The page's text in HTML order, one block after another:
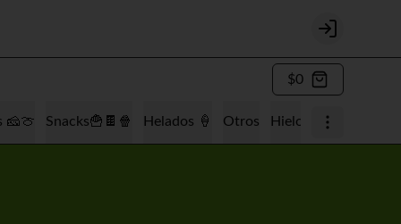
Login
$0
🧀🍈 Snacks🍟🍫🍿 Helados 🍦 Otros Hielo 🧊